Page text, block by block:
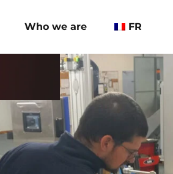
Who we are FR